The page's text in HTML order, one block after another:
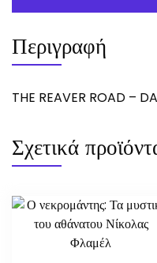
Περιγραφή
THE REAVER ROAD –
Σχετικά